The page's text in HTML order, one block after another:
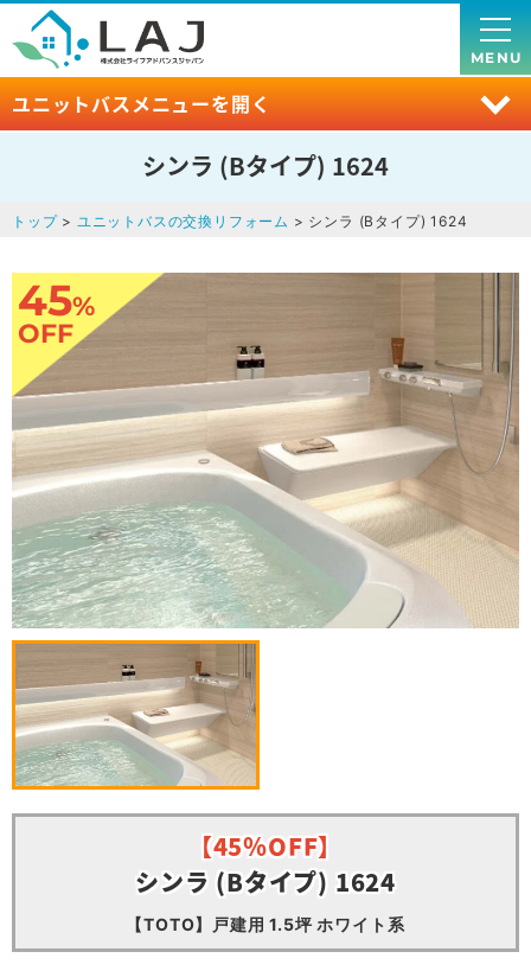
ユニットバスメニューを開く
MENU
シンラ (Bタイプ) 1624
トップ> ユニットバスの交換リフォーム > シンラ (Bタイプ) 1624
45%
OFF
【45％OFF】
シンラ (Bタイプ) 1624
【TOTO】戸建用 1.5坪 ホワイト系